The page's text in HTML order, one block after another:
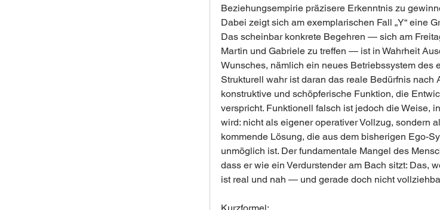
Beziehungsempirie präzisere Erkenntnis zu
Dabei zeigt sich am exemplarischen Fall „Y“ eine
Das scheinbar konkrete Begehren — sich am
Martin und Gabriele zu treffen — ist in Wahrheit
Wunsches, nämlich ein neues Betriebssystem des
Strukturell wahr ist daran das reale Bedürfnis nach
konstruktive und schöpferische Funktion, die
verspricht. Funktionell falsch ist jedoch die Weise,
wird: nicht als eigener operativer Vollzug, sondern
kommende Lösung, die aus dem bisherigen Ego-
unmöglich ist. Der fundamentale Mangel des
dass er wie ein Verdurstender am Bach sitzt: Das,
ist real und nah — und gerade doch nicht